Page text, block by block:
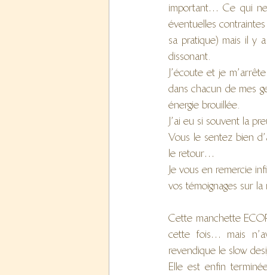
important… Ce qui
éventuelles
sa pratique) mais il y
dissonant.
J’écoute et je
dans chacun de mes
énergie brouillée.
J’ai eu si souvent la
Vous le sentez bien
le retour…
Je vous en remercie
vos témoignages sur
Cette manchette
cette fois… mais
revendique le slow
Elle est enfin